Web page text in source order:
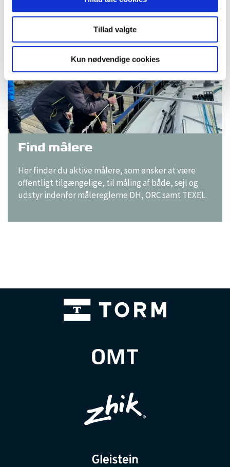
Tillad valgte
Kun nødvendige cookies
Find målere
Her finder du aktive målere, som ønsker at være
offentligt tilgængelige, til måling af både, sejl og
udstyr indenfor målereglerne DH, ORC samt TEXEL.